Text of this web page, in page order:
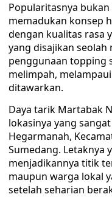
Popularitasnya
memadukan konsep
dengan kualitas rasa
yang disajikan seolah
penggunaan topping
melimpah,
ditawarkan.
Daya tarik Martabak
lokasinya yang
Hegarmanah,
Sumedang. Letaknya
menjadikannya titik
maupun warga lokal
setelah seharian